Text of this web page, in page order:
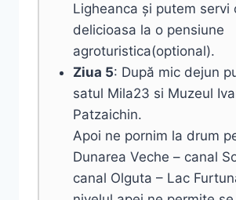
Ligheanca și putem servi
delicioasa la o pensiune
agroturistica(optional).
Ziua 5: După mic dejun
satul Mila23 si Muzeul
Patzaichin.
Apoi ne pornim la drum
Dunarea Veche – canal
canal Olguta – Lac